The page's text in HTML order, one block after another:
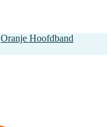
Oranje Hoofdband